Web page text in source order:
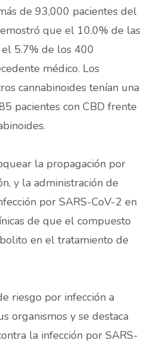
de 93,000 pacientes del
que el 10.0% de las
5.7% de los 400
médico. Los
cannabinoides tenían una
pacientes con CBD frente
la propagación por
y la administración de
por SARS-CoV-2 en
de que el compuesto
en el tratamiento de
riesgo por infección a
organismos y se destaca
la infección por SARS-